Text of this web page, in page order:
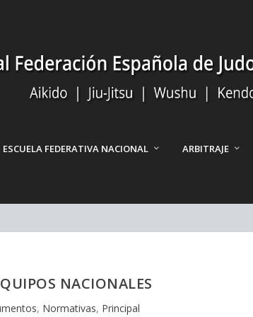
ESCUELA FEDERATIVA NACIONAL ARBITRAJE
NACIONALES
, Normativas, Principal